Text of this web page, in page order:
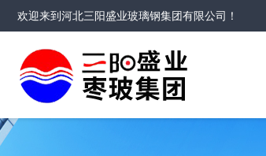
欢迎来到河北三阳盛业玻璃钢集团有限公司 ！